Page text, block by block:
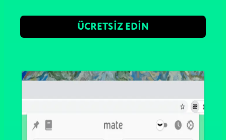
ÜCRETSIZ EDIN